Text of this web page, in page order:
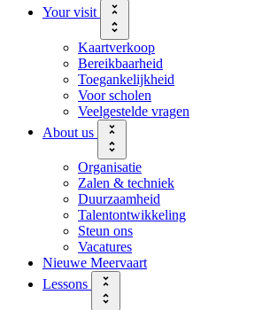
Your visit
Kaartverkoop
Bereikbaarheid
Toegankelijkheid
Voor scholen
Veelgestelde vragen
About us
Organisatie
Zalen & techniek
Duurzaamheid
Talentontwikkeling
Steun ons
Vacatures
Nieuwe Meervaart
Lessons